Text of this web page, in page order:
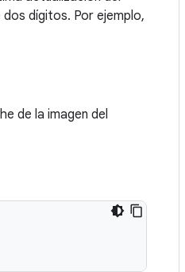
dígitos. Por ejemplo,
de la imagen del